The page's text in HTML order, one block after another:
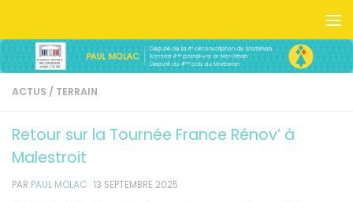
ACTUS / TERRAIN
Retour sur la Tournée France Rénov’ à
Malestroit
PAR PAUL MOLAC · 13 SEPTEMBRE 2025